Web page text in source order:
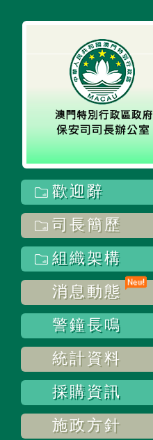
歡迎辭
司長簡歷
組織架構
消息動態
警鐘長鳴
統計資料
採購資訊
施政方針